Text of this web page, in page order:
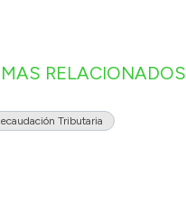
RELACIONADOS
Tributaria